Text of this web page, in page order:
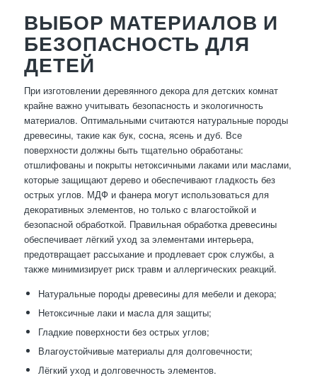
ВЫБОР МАТЕРИАЛОВ И
БЕЗОПАСНОСТЬ ДЛЯ
ДЕТЕЙ
При изготовлении деревянного декора для детских комнат
крайне важно учитывать безопасность и экологичность
материалов. Оптимальными считаются натуральные породы
древесины, такие как бук, сосна, ясень и дуб. Все
поверхности должны быть тщательно обработаны:
отшлифованы и покрыты нетоксичными лаками или маслами,
которые защищают дерево и обеспечивают гладкость без
острых углов. МДФ и фанера могут использоваться для
декоративных элементов, но только с влагостойкой и
безопасной обработкой. Правильная обработка древесины
обеспечивает лёгкий уход за элементами интерьера,
предотвращает рассыхание и продлевает срок службы, а
также минимизирует риск травм и аллергических реакций.
Натуральные породы древесины для мебели и декора;
Нетоксичные лаки и масла для защиты;
Гладкие поверхности без острых углов;
Влагоустойчивые материалы для долговечности;
Лёгкий уход и долговечность элементов.